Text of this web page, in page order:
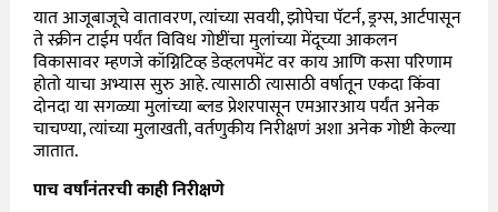
यात आजूबाजूचे वातावरण, त्यांच्या सवयी, झोपेचा पॅटर्न, ड्रग्स, आर्टपासून
ते स्क्रीन टाईम पर्यंत विविध गोष्टींचा मुलांच्या मेंदूच्या आकलन
विकासावर म्हणजे कॉग्निटिव्ह डेव्हलपमेंट वर काय आणि कसा परिणाम
होतो याचा अभ्यास सुरु आहे. त्यासाठी त्यासाठी वर्षातून एकदा किंवा
दोनदा या सगळ्या मुलांच्या ब्लड प्रेशरपासून एमआरआय पर्यंत अनेक
चाचण्या, त्यांच्या मुलाखती, वर्तणुकीय निरीक्षणं अशा अनेक गोष्टी केल्या
जातात.
पाच वर्षांनंतरची काही निरीक्षणे